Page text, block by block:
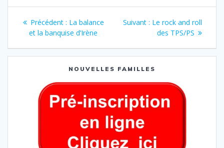
Précédent : La balance
et la banquise d’Irène
Suivant : Le rock and roll
des TPS/PS
NOUVELLES FAMILLES